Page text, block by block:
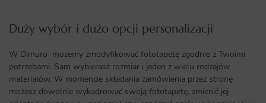
Duży wybór i dużo opcji personalizacji ​
W Dimuro możemy zmodyfikować fototapetę zgodnie z Twoimi
potrzebami. Sam wybierasz rozmiar i jeden z wielu rodzajów
materiałów. W momencie składania zamówienia przez stronę
możesz dowolnie wykadrować swoją fototapetę, zmienić jej